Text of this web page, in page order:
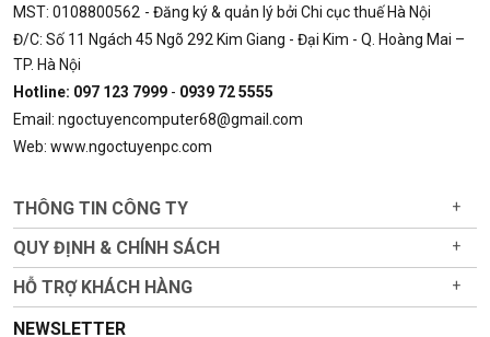
MST: 0108800562 - Đăng ký & quản lý bởi Chi cục thuế Hà Nội
Đ/C: Số 11 Ngách 45 Ngõ 292 Kim Giang - Đại Kim - Q. Hoàng Mai –
TP. Hà Nội
Hotline: 097 123 7999 - 0939 72 5555
Email: ngoctuyencomputer68@gmail.com
Web: www.ngoctuyenpc.com
THÔNG TIN CÔNG TY +
QUY ĐỊNH & CHÍNH SÁCH +
HỖ TRỢ KHÁCH HÀNG +
NEWSLETTER